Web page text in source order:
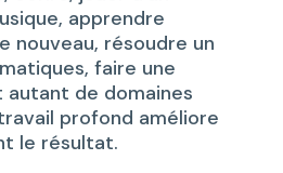
apprendre
nouveau, résoudre un
faire une
de domaines
profond améliore
le résultat.